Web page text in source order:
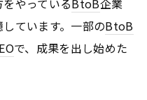
ています。一部のBtoB
で、成果を出し始めた